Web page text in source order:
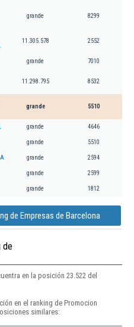
grande 8299
11.305.578 2552
grande 7010
11.298.795 8532
grande 5510
grande 4646
grande 5510
grande 2594
grande 2599
grande 1812
de Empresas de Barcelona
de
en la posición 23.522 del
en el ranking de Promocion
similares: